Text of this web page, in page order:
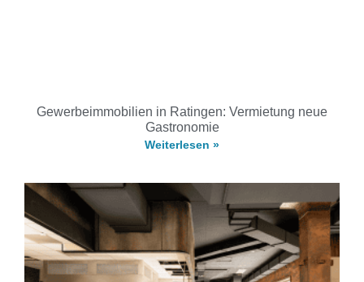
Gewerbeimmobilien in Ratingen: Vermietung neue
Gastronomie
Weiterlesen »